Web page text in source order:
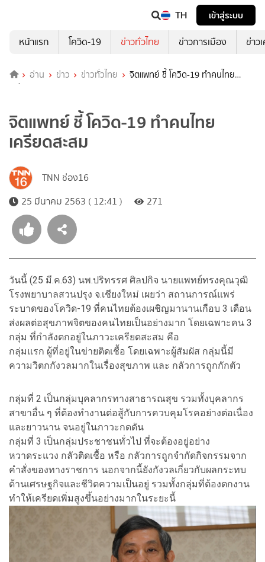
TH
เข้าสู่ระบบ
หน้าแรก
โควิด-19 ข่าวทั่วไทย ข่าวการเมือง ข่าว
อ่าน ข่าว ข่าวทั่วไทย
จิตแพทย์ ชี้ โควิด-19 ทำคนไทย
เครียดสะสม
จิตแพทย์ ชี้ โควิด-19 ทำคนไทย
เครียดสะสม
TNN ช่อง16
25 มีนาคม 2563 ( 12:41 )
271
วันนี้ (25 มี.ค.63) นพ.ปริทรรศ ศิลปกิจ นายแพทย์ทรงคุณวุฒิ
โรงพยาบาลสวนปรุง จ.เชียงใหม่ เผยว่า สถานการณ์แพร่
ระบาดของโควิด-19 ที่คนไทยต้องเผชิญมานานเกือบ 3 เดือน
ส่งผลต่อสุขภาพจิตของคนไทยเป็นอย่างมาก โดยเฉพาะคน 3
กลุ่ม ที่กำลังตกอยู่ในภาวะเครียดสะสม คือ
กลุ่มแรก ผู้ที่อยู่ในข่ายติดเชื้อ โดยเฉพาะผู้สัมผัส กลุ่มนี้มี
ความวิตกกังวลมากในเรื่องสุขภาพ และ กลัวการถูกกักตัว
กลุ่มที่ 2 เป็นกลุ่มบุคลากรทางสาธารณสุข รวมทั้งบุคลากร
สาขาอื่น ๆ ที่ต้องทำงานต่อสู้กับการควบคุมโรคอย่างต่อเนื่อง
และยาวนาน จนอยู่ในภาวะกดดัน
กลุ่มที่ 3 เป็นกลุ่มประชาชนทั่วไป ที่จะต้องอยู่อย่าง
หวาดระแวง กลัวติดเชื้อ หรือ กลัวการถูกจำกัดกิจกรรมจาก
คำสั่งของทางราชการ นอกจากนี้ยังกังวลเกี่ยวกับผลกระทบ
ด้านเศรษฐกิจและชีวิตความเป็นอยู่ รวมทั้งกลุ่มที่ต้องตกงาน
ทำให้เครียดเพิ่มสูงขึ้นอย่างมากในระยะนี้